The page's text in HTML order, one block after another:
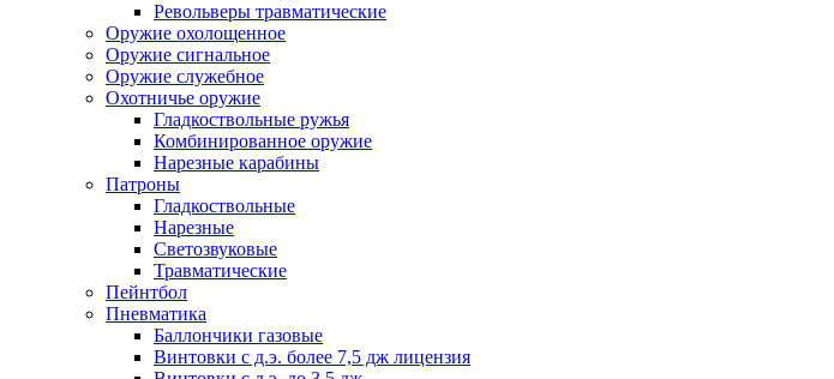
Револьверы травматические
Оружие охолощенное
Оружие сигнальное
Оружие служебное
Охотничье оружие
Гладкоствольные ружья
Комбинированное оружие
Нарезные карабины
Патроны
Гладкоствольные
Нарезные
Светозвуковые
Травматические
Пейнтбол
Пневматика
Баллончики газовые
Винтовки с д.э. более 7,5 дж лицензия